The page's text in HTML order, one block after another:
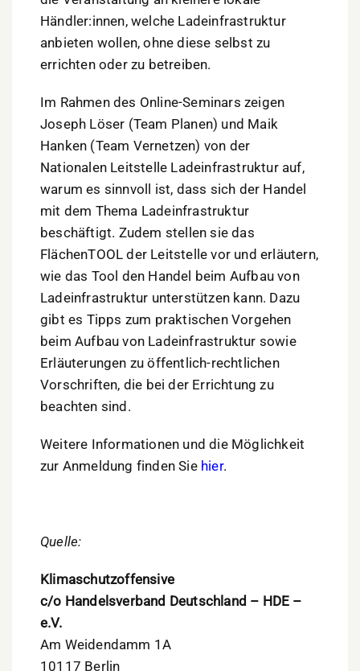
Händler:innen, welche Ladeinfrastruktur
anbieten wollen, ohne diese selbst zu
errichten oder zu betreiben.
Im Rahmen des Online-Seminars zeigen
Joseph Löser (Team Planen) und Maik
Hanken (Team Vernetzen) von der
Nationalen Leitstelle Ladeinfrastruktur auf,
warum es sinnvoll ist, dass sich der Handel
mit dem Thema Ladeinfrastruktur
beschäftigt. Zudem stellen sie das
FlächenTOOL der Leitstelle vor und erläutern,
wie das Tool den Handel beim Aufbau von
Ladeinfrastruktur unterstützen kann. Dazu
gibt es Tipps zum praktischen Vorgehen
beim Aufbau von Ladeinfrastruktur sowie
Erläuterungen zu öffentlich-rechtlichen
Vorschriften, die bei der Errichtung zu
beachten sind.
Weitere Informationen und die Möglichkeit
zur Anmeldung finden Sie hier.
Quelle:
Klimaschutzoffensive
c/o Handelsverband Deutschland – HDE –
e.V.
Am Weidendamm 1A
10117 Berlin